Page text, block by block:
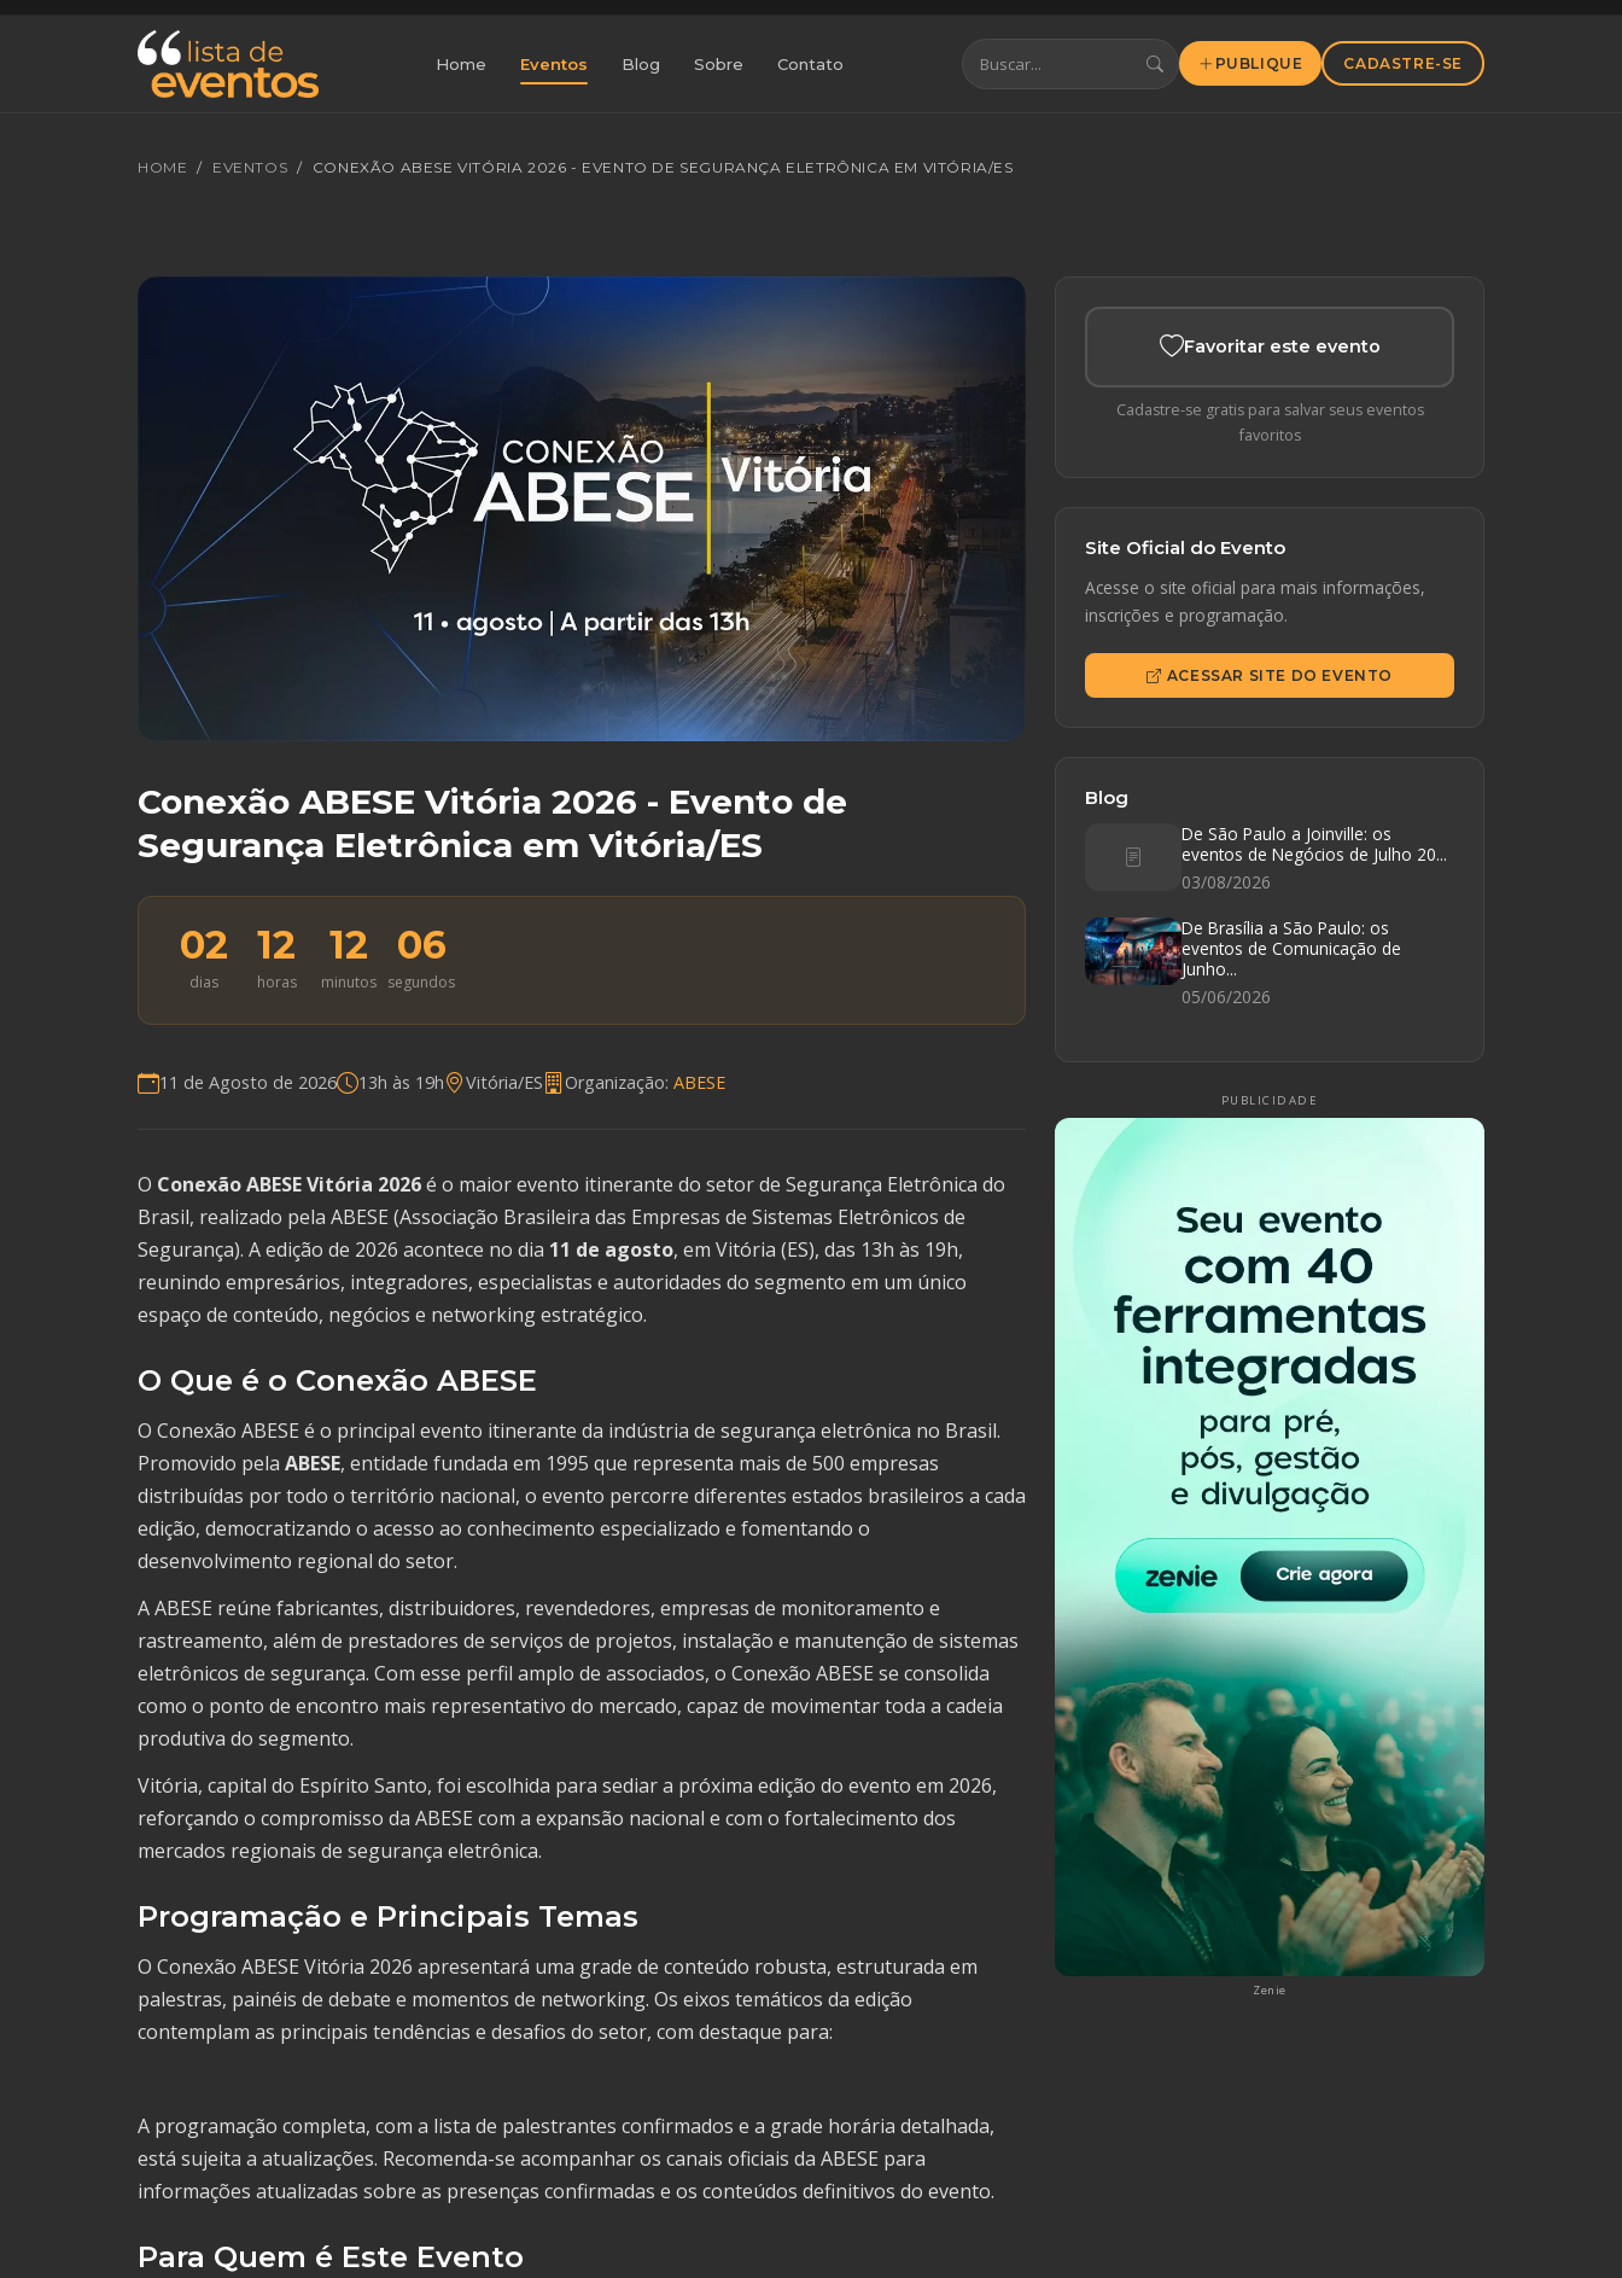
Home Eventos Blog Sobre Contato PUBLIQUE CADASTRE-SE
HOME EVENTOS CONEXÃO ABESE VITÓRIA 2026 - EVENTO DE SEGURANÇA ELETRÔNICA EM VITÓRIA/ES
Conexão ABESE Vitória 2026 - Evento de
Segurança Eletrônica em Vitória/ES
02
dias
12
horas
12
minutos
05
segundos
11 de Agosto de 2026 13h às 19h Vitória/ES Organização: ABESE
O Conexão ABESE Vitória 2026é o maior evento itinerante do setor de Segurança Eletrônica do
Brasil, realizado pela ABESE (Associação Brasileira das Empresas de Sistemas Eletrônicos de
Segurança). A edição de 2026 acontece no dia 11 de agosto, em Vitória (ES), das 13h às 19h,
reunindo empresários, integradores, especialistas e autoridades do segmento em um único
espaço de conteúdo, negócios e networking estratégico.
O Que é o Conexão ABESE
O Conexão ABESE é o principal evento itinerante da indústria de segurança eletrônica no Brasil.
Promovido pela ABESE, entidade fundada em 1995 que representa mais de 500 empresas
distribuídas por todo o território nacional, o evento percorre diferentes estados brasileiros a cada
edição, democratizando o acesso ao conhecimento especializado e fomentando o
desenvolvimento regional do setor.
A ABESE reúne fabricantes, distribuidores, revendedores, empresas de monitoramento e
rastreamento, além de prestadores de serviços de projetos, instalação e manutenção de sistemas
eletrônicos de segurança. Com esse perfil amplo de associados, o Conexão ABESE se consolida
como o ponto de encontro mais representativo do mercado, capaz de movimentar toda a cadeia
produtiva do segmento.
Vitória, capital do Espírito Santo, foi escolhida para sediar a próxima edição do evento em 2026,
reforçando o compromisso da ABESE com a expansão nacional e com o fortalecimento dos
mercados regionais de segurança eletrônica.
Programação e Principais Temas
O Conexão ABESE Vitória 2026 apresentará uma grade de conteúdo robusta, estruturada em
palestras, painéis de debate e momentos de networking. Os eixos temáticos da edição
contemplam as principais tendências e desafios do setor, com destaque para:
A programação completa, com a lista de palestrantes confirmados e a grade horária detalhada,
está sujeita a atualizações. Recomenda-se acompanhar os canais oficiais da ABESE para
informações atualizadas sobre as presenças confirmadas e os conteúdos definitivos do evento.
Para Quem é Este Evento
Favoritar este evento
Cadastre-se gratis para salvar seus eventos
favoritos
Site Oficial do Evento
Acesse o site oficial para mais informações,
inscrições e programação.
ACESSAR SITE DO EVENTO
Blog
De São Paulo a Joinville: os
eventos de Negócios de Julho 20...
03/08/2026
De Brasília a São Paulo: os
eventos de Comunicação de
Junho...
05/06/2026
PUBLICIDADE
Zenie